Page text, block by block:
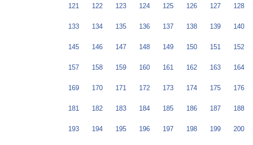
121 122 123 124 125 126 127 128
133 134 135 136 137 138 139 140
145 146 147 148 149 150 151 152
157 158 159 160 161 162 163 164
169 170 171 172 173 174 175 176
181 182 183 184 185 186 187 188
193 194 195 196 197 198 199 200